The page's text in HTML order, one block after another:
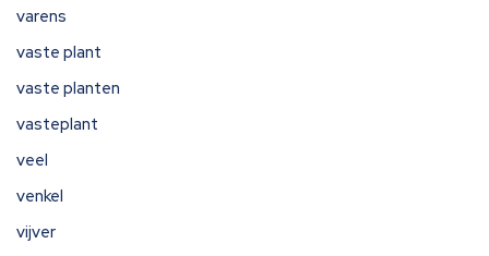
varens
vaste plant
vaste planten
vasteplant
veel
venkel
vijver